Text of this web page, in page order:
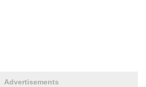
Advertisements